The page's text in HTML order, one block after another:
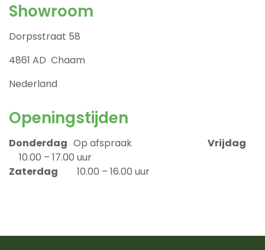
Showroom
Dorpsstraat 58
4861 AD Chaam
Nederland
Openingstijden
Donderdag Op afspraak Vrijdag
10.00 – 17.00 uur
Zaterdag 10.00 – 16.00 uur